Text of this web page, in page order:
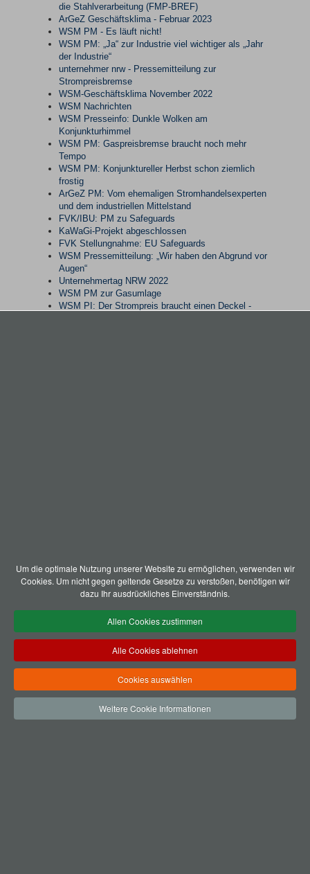
die Stahlverarbeitung (FMP-BREF)
ArGeZ Geschäftsklima - Februar 2023
WSM PM - Es läuft nicht!
WSM PM: „Ja“ zur Industrie viel wichtiger als „Jahr
der Industrie“
unternehmer nrw - Pressemitteilung zur
Strompreisbremse
WSM-Geschäftsklima November 2022
WSM Nachrichten
WSM Presseinfo: Dunkle Wolken am
Konjunkturhimmel
WSM PM: Gaspreisbremse braucht noch mehr
Tempo
WSM PM: Konjunktureller Herbst schon ziemlich
frostig
ArGeZ PM: Vom ehemaligen Stromhandelsexperten
und dem industriellen Mittelstand
FVK/IBU: PM zu Safeguards
KaWaGi-Projekt abgeschlossen
FVK Stellungnahme: EU Safeguards
WSM Pressemitteilung: „Wir haben den Abgrund vor
Augen“
Unternehmertag NRW 2022
WSM PM zur Gasumlage
WSM PI: Der Strompreis braucht einen Deckel -
PM: Staat darf Probleme nicht noch verschärfen –
mittelständische Industrie und Investitionen in
Deutschland sind infrage gestellt
FVK Mitgliederversammlung 2021
Bündnis faire Energiewende - Positionen für die
Koalitionsverhandlungen
ArGeZ PM: Lieferketten zum Zerreißen gespannt
Erklärung zu den Folgen der
Hochwasserkatastrophe
Um die optimale Nutzung unserer Website zu ermöglichen, verwenden wir
Cookies. Um nicht gegen geltende Gesetze zu verstoßen, benötigen wir
dazu Ihr ausdrückliches Einverständnis.
Allen Cookies zustimmen
Alle Cookies ablehnen
Cookies auswählen
Weitere Cookie Informationen